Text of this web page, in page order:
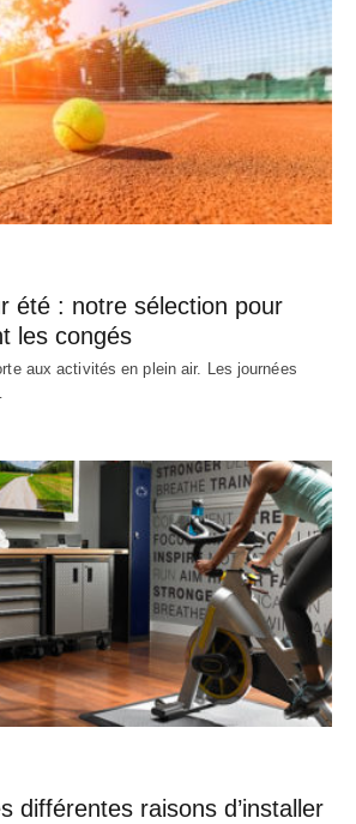
été : notre sélection pour
les congés
aux activités en plein air. Les journées
différentes raisons d’installer